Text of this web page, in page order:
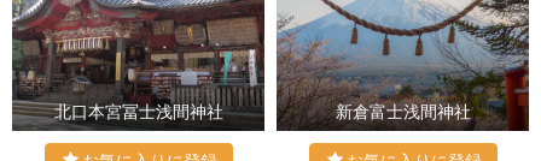
北口本宮冨士浅間神社 新倉富士浅間神社